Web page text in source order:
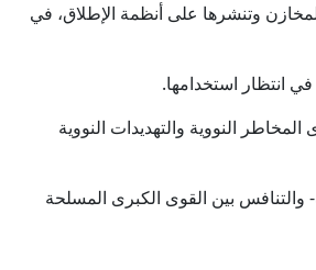
وتنشرها على أنظمة الإطلاق، في
النووية والتهديدات النووية
والتنافس بين القوى الكبرى المسلحة